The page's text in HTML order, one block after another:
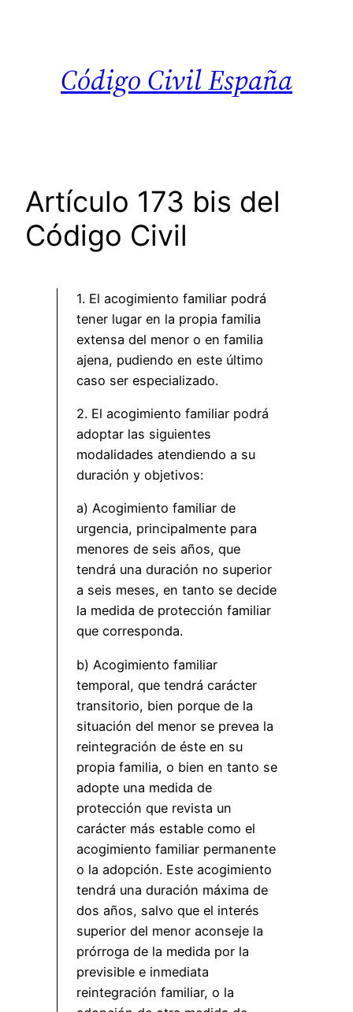
Código Civil España
Artículo 173 bis del
Código Civil
1. El acogimiento familiar podrá
tener lugar en la propia familia
extensa del menor o en familia
ajena, pudiendo en este último
caso ser especializado.
2. El acogimiento familiar podrá
adoptar las siguientes
modalidades atendiendo a su
duración y objetivos:
a) Acogimiento familiar de
urgencia, principalmente para
menores de seis años, que
tendrá una duración no superior
a seis meses, en tanto se decide
la medida de protección familiar
que corresponda.
b) Acogimiento familiar
temporal, que tendrá carácter
transitorio, bien porque de la
situación del menor se prevea la
reintegración de éste en su
propia familia, o bien en tanto se
adopte una medida de
protección que revista un
carácter más estable como el
acogimiento familiar permanente
o la adopción. Este acogimiento
tendrá una duración máxima de
dos años, salvo que el interés
superior del menor aconseje la
prórroga de la medida por la
previsible e inmediata
reintegración familiar, o la